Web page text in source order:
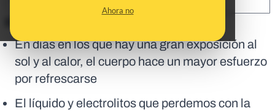
Ahora no
En días en los que hay una gran exposición al
sol y al calor, el cuerpo hace un mayor esfuerzo
por refrescarse
El líquido y electrolitos que perdemos con la